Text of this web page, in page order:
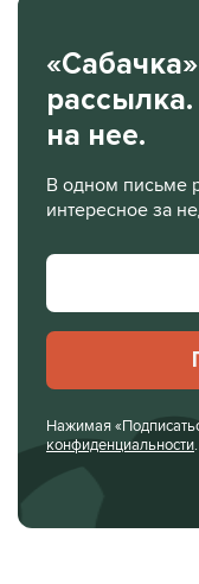
на нее.
В одном письме
интересное за
Нажимая
конфиденциальности.